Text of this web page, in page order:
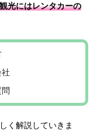
光にはレンタカーの
く解説していきま